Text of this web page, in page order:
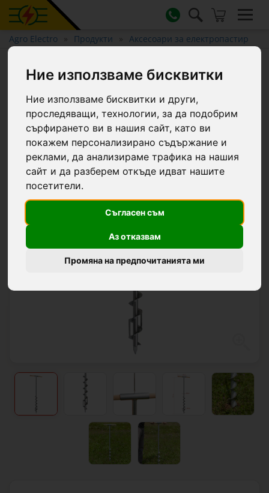
Ние използваме бисквитки
Ние използваме бисквитки и други,
проследяващи, технологии, за да подобрим
сърфирането ви в нашия сайт, като ви
покажем персонализирано съдържание и
реклами, да анализираме трафика на нашия
сайт и да разберем откъде идват нашите
посетители.
Съгласен съм
Аз отказвам
Промяна на предпочитанията ми
Agro Electro Продукти Аксесоари за електропастир
Свредел (бургия) за пръст